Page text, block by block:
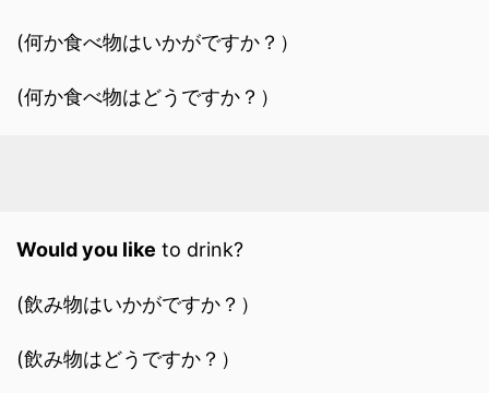
(何か食べ物はいかがですか？）
(何か食べ物はどうですか？）
Would you like to drink?
(飲み物はいかがですか？）
(飲み物はどうですか？）